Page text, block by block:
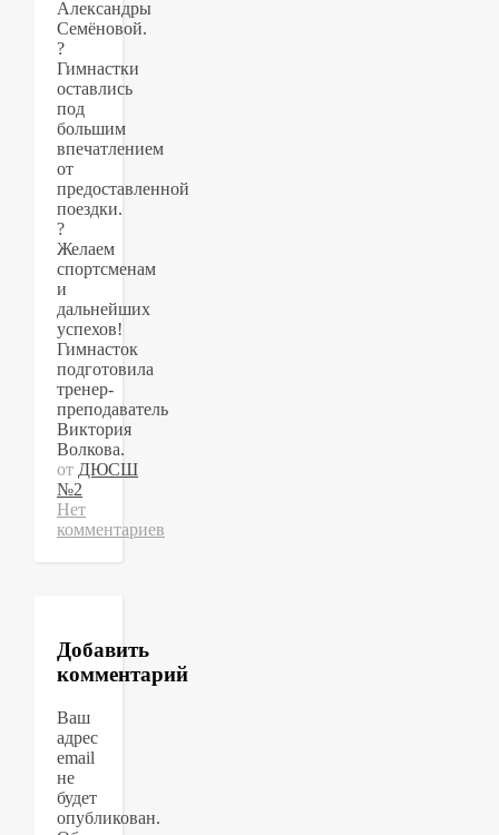
Александры
Семёновой.
?
Гимнастки
оставлись
под
большим
впечатлением
от
предоставленной
поездки.
?
Желаем
спортсменам
и
дальнейших
успехов!
Гимнасток
подготовила
тренер-
преподаватель
Виктория
Волкова.
от ДЮСШ
№2
Нет
комментариев
Добавить
комментарий
Ваш
адрес
email
не
будет
опубликован.